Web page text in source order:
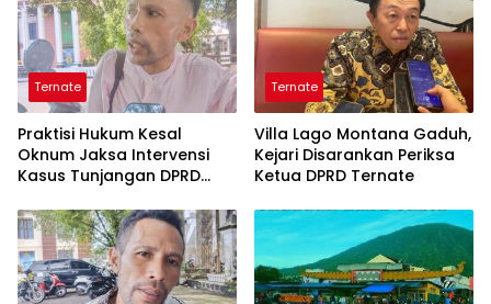
Ternate
Praktisi Hukum Kesal
Oknum Jaksa Intervensi
Kasus Tunjangan DPRD
Ternate
Villa Lago Montana Gaduh,
Kejari Disarankan Periksa
Ketua DPRD Ternate